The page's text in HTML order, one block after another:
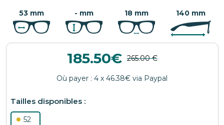
53 mm - mm 18 mm 140 mm
185.50
52